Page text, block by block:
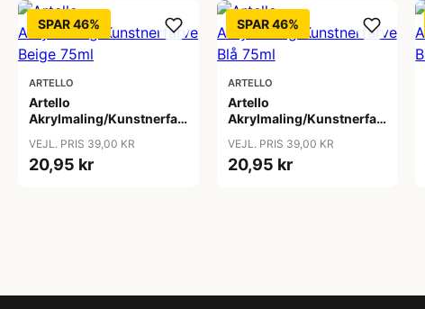
SPAR 46%
ARTELLO
Artello
Akrylmaling/Kunstnerfarve
VEJL. PRIS 39,00 KR
20,95 kr
SPAR 46%
ARTELLO
Artello
Akrylmaling/Kunstnerfarve
VEJL. PRIS 39,00 KR
20,95 kr